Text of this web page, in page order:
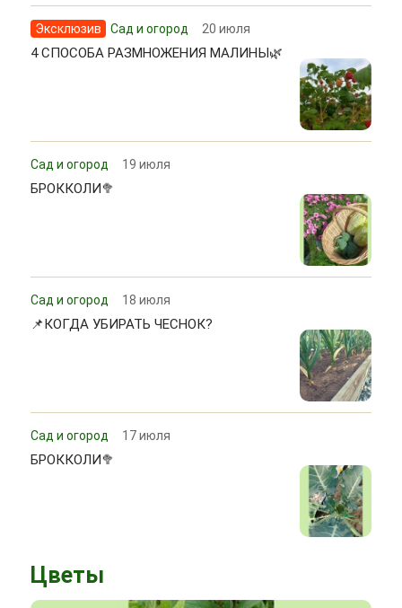
Эксклюзив Сад и огород 20 июля
4 СПОСОБА РАЗМНОЖЕНИЯ МАЛИНЫ🌿
Сад и огород 19 июля
БРОККОЛИ🥦
Сад и огород 18 июля
📌КОГДА УБИРАТЬ ЧЕСНОК?
Сад и огород 17 июля
БРОККОЛИ🥦
Цветы